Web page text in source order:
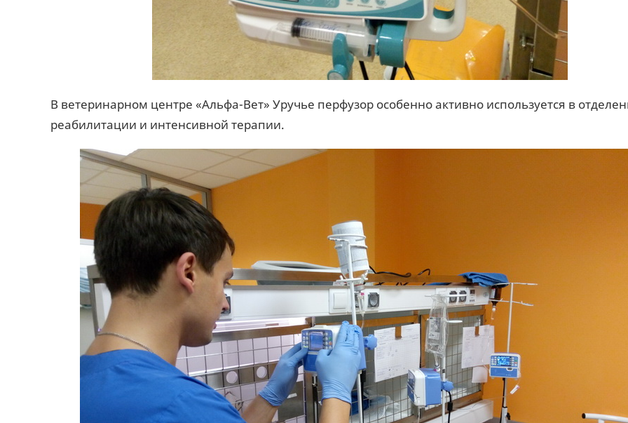
В ветеринарном центре «Альфа-Вет» Уручье перфузор особенно активно используется в
реабилитации и интенсивной терапии.